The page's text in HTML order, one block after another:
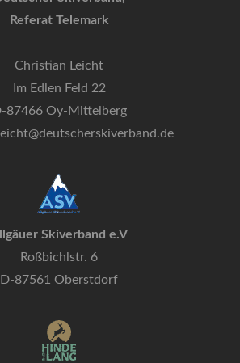
Referat Telemark
Christian Leicht
Im Edlen Feld 22
87466 Oy-Mittelberg
Skiverband e.V
Roßbichlstr. 6
D-87561 Oberstdorf